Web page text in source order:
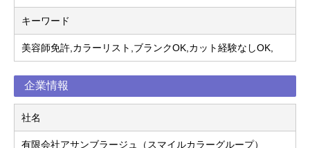
キーワード
美容師免許,カラーリスト,ブランクOK,カット経験なしOK,
企業情報
社名
有限会社アサンブラージュ（スマイルカラーグループ）